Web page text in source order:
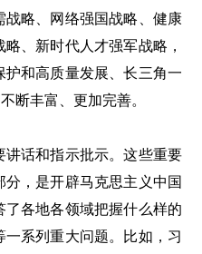
略、网络强国战略、健康
、新时代人才强军战略，
和高质量发展、长三角一
断丰富、更加完善。
话和指示批示。这些重要
，是开辟马克思主义中国
各地各领域把握什么样的
系列重大问题。比如，习